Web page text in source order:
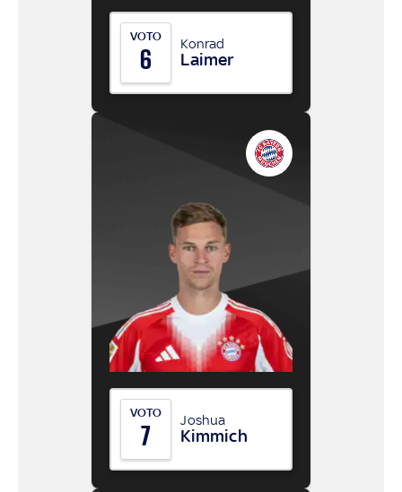
VOTO
6 Konrad
Laimer
VOTO
7 Joshua
Kimmich